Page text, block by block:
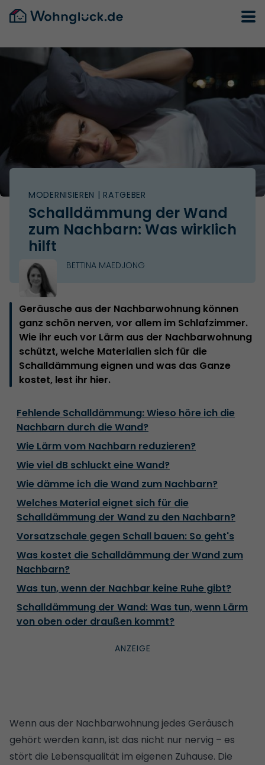
MODERNISIEREN | RATGEBER
Schalldämmung der Wand
zum Nachbarn: Was wirklich
hilft
BETTINA MAEDJONG
Geräusche aus der Nachbarwohnung können
ganz schön nerven, vor allem im Schlafzimmer.
Wie ihr euch vor Lärm aus der Nachbarwohnung
schützt, welche Materialien sich für die
Schalldämmung eignen und was das Ganze
kostet, lest ihr hier.
Fehlende Schalldämmung: Wieso höre ich die
Nachbarn durch die Wand?
Wie Lärm vom Nachbarn reduzieren?
Wie viel dB schluckt eine Wand?
Wie dämme ich die Wand zum Nachbarn?
Welches Material eignet sich für die
Schalldämmung der Wand zu den Nachbarn?
Vorsatzschale gegen Schall bauen: So geht's
Was kostet die Schalldämmung der Wand zum
Nachbarn?
Was tun, wenn der Nachbar keine Ruhe gibt?
Schalldämmung der Wand: Was tun, wenn Lärm
von oben oder draußen kommt?
Wenn aus der Nachbarwohnung jedes Geräusch
gehört werden kann, ist das nicht nur nervig – es
stört die Lebensqualität im eigenen Zuhause. Die